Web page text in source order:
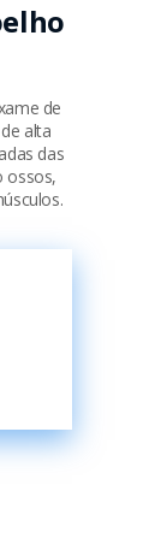
de
alta
das
ossos,